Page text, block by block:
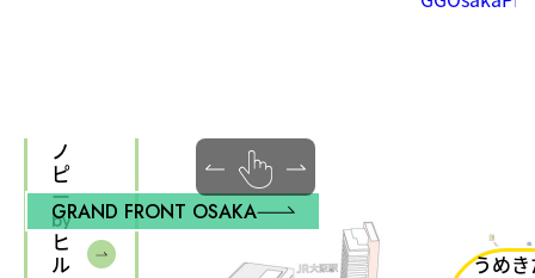
うめき
ノ
ピ
ー
by
ヒ
ル
GRAND FRONT OSAKA